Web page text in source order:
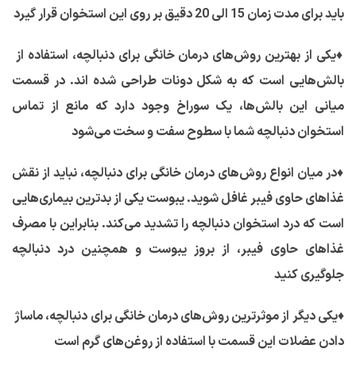
باید برای مدت زمان 15 الی 20 دقیق بر روی این استخوان قرار گیرد
♦
بالش‌هایی است که به شکل دونات طراحی شده اند. در قسمت
میانی این بالش‌ها، یک سوراخ وجود دارد که مانع از تماس
استخوان دنبالچه شما با سطوح سفت و سخت می‌شود
♦در میان انواع روش‌های درمان خانگی برای دنبالچه، نباید از نقش
غذاهای حاوی فیبر غافل شوید. یبوست یکی از بدترین بیماری‌هایی
است که درد استخوان دنبالچه را تشدید می‌کند. بنابراین با مصرف
غذاهای حاوی فیبر، از بروز یبوست و همچنین درد دنبالچه
جلوگیری کنید
♦
یکی دیگر از موثرترین روش‌های درمان خانگی برای دنبالچه، ماساژ
دادن عضلات این قسمت با استفاده از روغن‌های گرم است